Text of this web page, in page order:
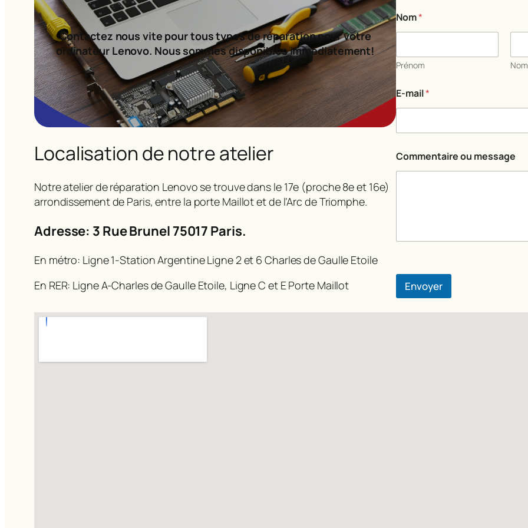
Contactez nous vite pour tous types de réparation pour votre
ordinateur Lenovo. Nous sommes disponibles immédiatement!
Localisation de notre atelier
Notre atelier de réparation Lenovo se trouve dans le 17e (proche 8e et 16e)
arrondissement de Paris, entre la porte Maillot et de l’Arc de Triomphe.
Adresse: 3 Rue Brunel 75017 Paris.
En métro: Ligne 1-Station Argentine Ligne 2 et 6 Charles de Gaulle Etoile
En RER: Ligne A-Charles de Gaulle Etoile, Ligne C et E Porte Maillot
Nom*
Prénom Nom
m
e
s
g
e
*
E-mail*
Commentaire ou message
Envoyer